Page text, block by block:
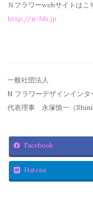
Ｎフラワーwebサイトはこ
http://n-fds.jp
一般社団法人
N フラワーデザインインタ
代表理事 永塚慎一（
Facebook
Hatena